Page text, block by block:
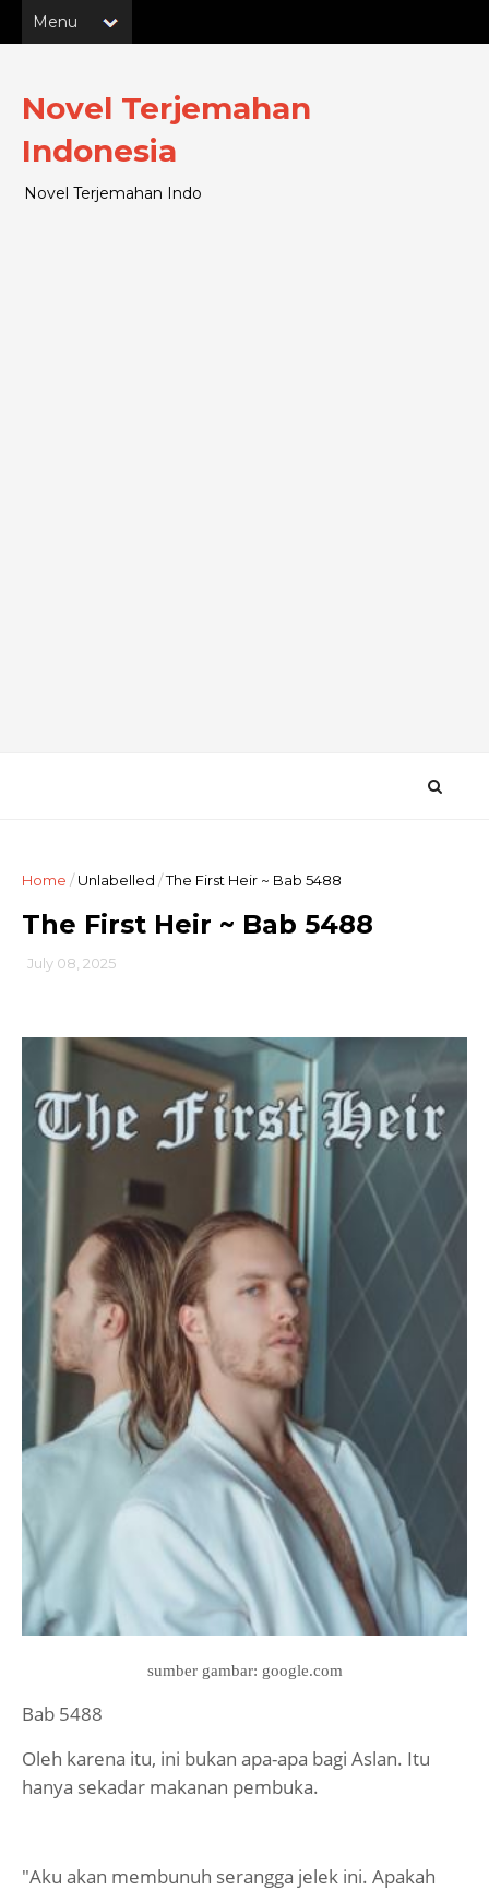
Novel Terjemahan
Indonesia
Novel Terjemahan Indo
Home /Unlabelled /The First Heir ~ Bab 5488
The First Heir ~ Bab 5488
July 08, 2025
sumber gambar: google.com
Bab 5488
Oleh karena itu, ini bukan apa-apa bagi Aslan. Itu
hanya sekadar makanan pembuka.
"Aku akan membunuh serangga jelek ini. Apakah